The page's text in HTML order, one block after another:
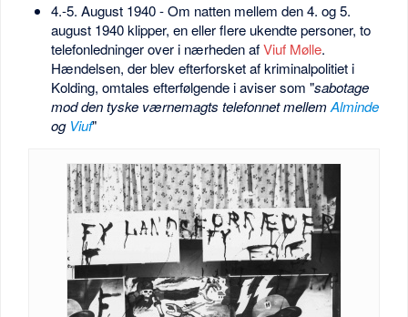
4.-5. August 1940 - Om natten mellem den 4. og 5.
august 1940 klipper, en eller flere ukendte personer, to
telefonledninger over i nærheden afViuf Mølle.
Hændelsen, der blev efterforsket af kriminalpolitiet i
Kolding, omtales efterfølgende i aviser som "sabotage
mod den tyske værnemagts telefonnet mellem Alminde
og Viuf"